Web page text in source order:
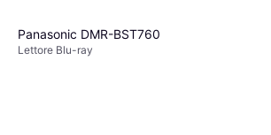
Panasonic DMR-BST760
Lettore Blu-ray